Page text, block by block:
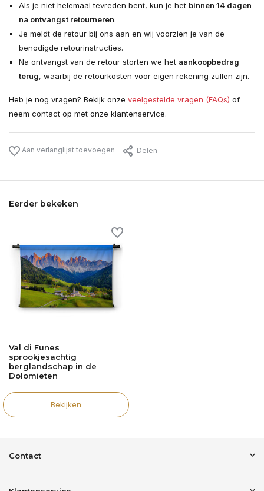
Als je niet helemaal tevreden bent, kun je het binnen 14 dagen
na ontvangst retourneren.
Je meldt de retour bij ons aan en wij voorzien je van de
benodigde retourinstructies.
Na ontvangst van de retour storten we het aankoopbedrag
terug, waarbij de retourkosten voor eigen rekening zullen zijn.
Heb je nog vragen? Bekijk onze veelgestelde vragen (FAQs) of
neem contact op met onze klantenservice.
Aan verlanglijst toevoegen Delen
Eerder bekeken
Val di Funes
sprookjesachtig
berglandschap in de
Dolomieten
Bekijken
Contact